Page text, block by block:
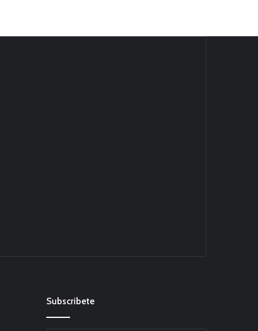
Subscribete